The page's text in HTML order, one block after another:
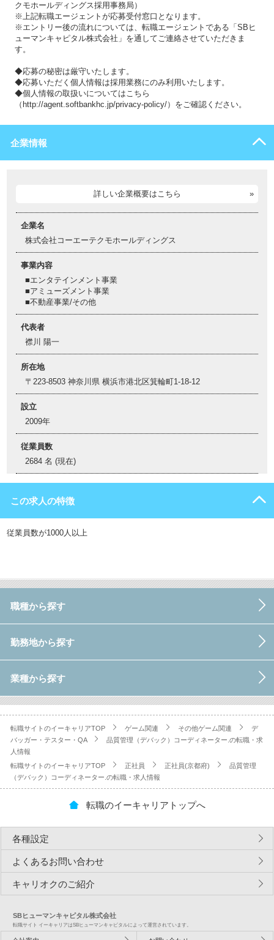
クモホールディングス採用事務局）
※上記転職エージェントが応募受付窓口となります。
※エントリー後の流れについては、転職エージェントである「SBヒ
ューマンキャピタル株式会社」を通してご連絡させていただきま
す。
◆応募の秘密は厳守いたします。
◆応募いただく個人情報は採用業務にのみ利用いたします。
◆個人情報の取扱いについてはこちら
（http://agent.softbankhc.jp/privacy-policy/）をご確認ください。
企業情報
詳しい企業概要はこちら
企業名
株式会社コーエーテクモホールディングス
事業内容
■エンタテインメント事業
■アミューズメント事業
■不動産事業/その他
代表者
襟川 陽一
所在地
〒223-8503 神奈川県 横浜市港北区箕輪町1-18-12
設立
2009年
従業員数
2684 名 (現在)
この求人の特徴
従業員数が1000人以上
職種から探す
勤務地から探す
業種から探す
転職サイトのイーキャリアTOP ゲーム関連 その他ゲーム関連
デ
バッガー・テスター・QA
品質管理（デバック）コーディネーター.の転職・求
人情報
転職サイトのイーキャリアTOP
正社員 正社員(京都府)
品質管理
（デバック）コーディネーター.の転職・求人情報
転職のイーキャリアトップへ
各種設定
よくあるお問い合わせ
キャリオクのご紹介
SBヒューマンキャピタル株式会社
転職サイト イーキャリアはSBヒューマンキャピタルによって運営されています。